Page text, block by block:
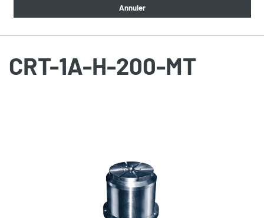
Annuler
CRT-1A-H-200-MT